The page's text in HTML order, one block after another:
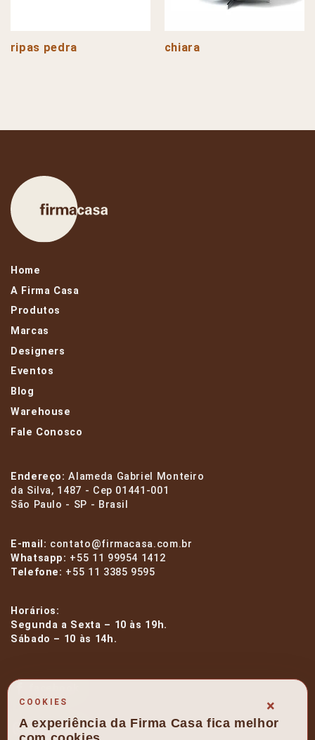
ripas pedra chiara
Home
A Firma Casa
Produtos
Marcas
Designers
Eventos
Blog
Warehouse
Fale Conosco
Endereço:Alameda Gabriel Monteiro
da Silva, 1487 - Cep 01441-001
São Paulo - SP - Brasil
E-mail: contato@firmacasa.com.br
Whatsapp: +55 11 99954 1412
Telefone: +55 11 3385 9595
Horários:
Segunda a Sexta – 10 às 19h.
Sábado – 10 às 14h.
instagram
×
COOKIES
A experiência da Firma Casa fica melhor